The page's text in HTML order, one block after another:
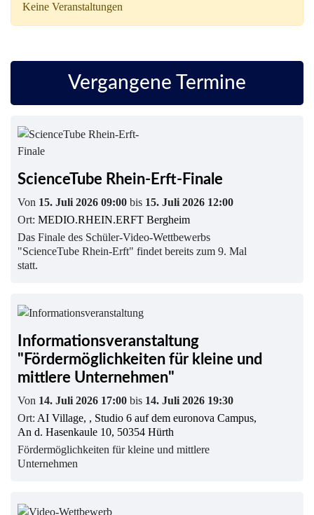
Keine Veranstaltungen
Vergangene Termine
ScienceTube Rhein-Erft-Finale
Von 15. Juli 2026 09:00 bis 15. Juli 2026 12:00
Ort: MEDIO.RHEIN.ERFT Bergheim
Das Finale des Schüler-Video-Wettbewerbs
"ScienceTube Rhein-Erft" findet bereits zum 9. Mal
statt.
Informationsveranstaltung
"Fördermöglichkeiten für kleine und
mittlere Unternehmen"
Von 14. Juli 2026 17:00 bis 14. Juli 2026 19:30
Ort: AI Village, , Studio 6 auf dem euronova Campus,
An d. Hasenkaule 10, 50354 Hürth
Fördermöglichkeiten für kleine und mittlere
Unternehmen